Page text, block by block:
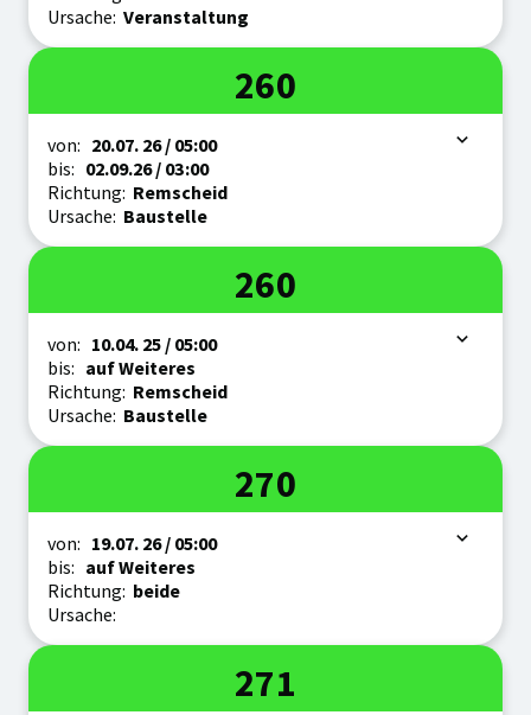
Ursache: Veranstaltung
Linie
260
Zeitraum
von: 20.07. 26/ 05:00
bis: 02.09.26/ 03:00
Richtung: Remscheid
Ursache: Baustelle
Linie
260
Zeitraum
von: 10.04. 25/ 05:00
bis: auf Weiteres
Richtung: Remscheid
Ursache: Baustelle
Linie
270
Zeitraum
von: 19.07. 26/ 05:00
bis: auf Weiteres
Richtung: beide
Ursache:
Linie
271